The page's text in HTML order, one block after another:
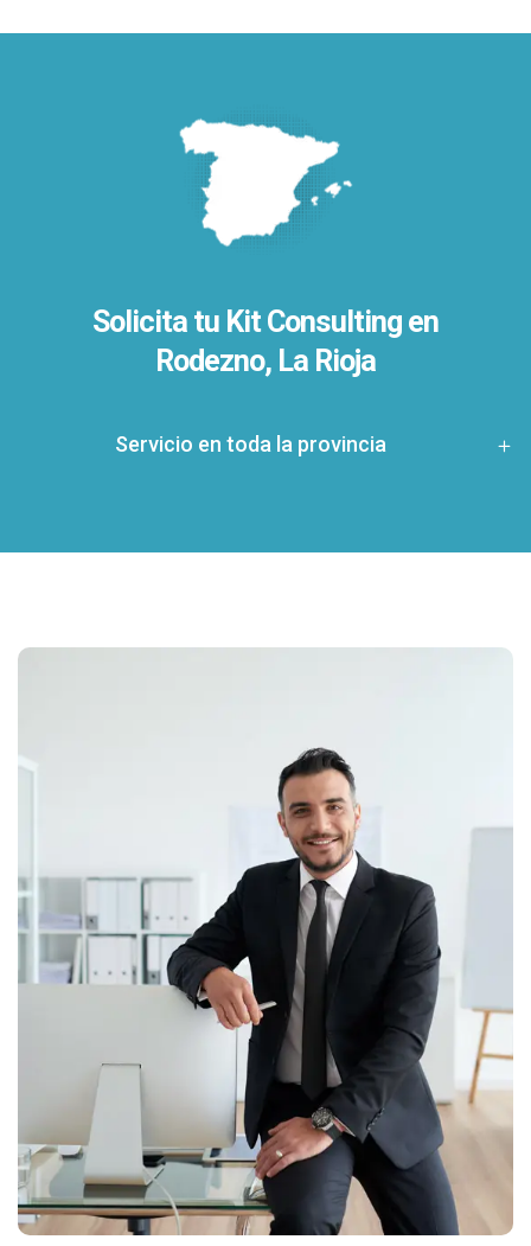
Solicita tu Kit Consulting en
Rodezno, La Rioja
Servicio en toda la provincia